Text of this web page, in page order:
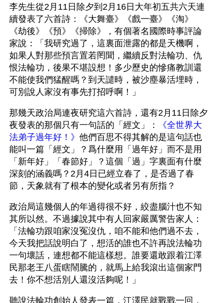
李先生從2月11日除夕到2月16日大年初五共六天連
續發表了六首詩：《大舞臺》《戲一臺》《淘》
《劫後》《預》《掃除》，有個著名國際時事評論
家說：「我研究過了，這裏面泄露的都是天機啊，
如果人對那些預言置若罔聞，繼續反對法輪功、仇
恨法輪功，後果不堪設想！多少歷史的慘痛教訓還
不能使我們猛醒嗎？到天譴時，被沙塵暴活埋時，
可別說人家沒有事先打招呼啊！」
那幾天政治局連夜研究這六首詩，還有2月11日除夕
夜發表的那個只有一句話的「經文」：
《全世界大
法弟子過年好！》 他們百思不得其解的是這句話也
能叫一篇「經文」？爲什麼用「過年好」而不是用
「新年好」「春節好」？這個「過」字裏面有什麼
深刻的涵義嗎？2月4日已經立春了，是否過了春
節，天象就有了根本的變化或者另有所指？
政治局這幾個人的年過得很不好，絞盡腦汁也不知
其所以然。不過據說其中有人回家嚴厲警告家人：
「法輪功跟咱家沒冤沒仇，咱不能和他們過不去，
今天我把話說明白了，想活的誰也不許再說法輪功
一句壞話，連想都不能這樣想。誰要還敢跟着江澤
民那老王八蛋瞎鬧騰的，就馬上給我滾出這個家門
去！你不想活別人還沒活夠呢！」
聽說法輪功創始人發表一篇，江澤民就戰戰一回，